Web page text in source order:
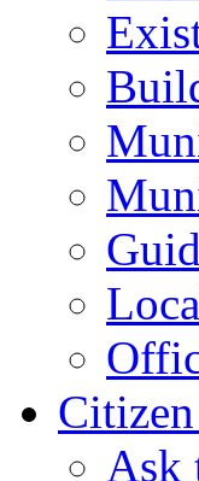
Ask